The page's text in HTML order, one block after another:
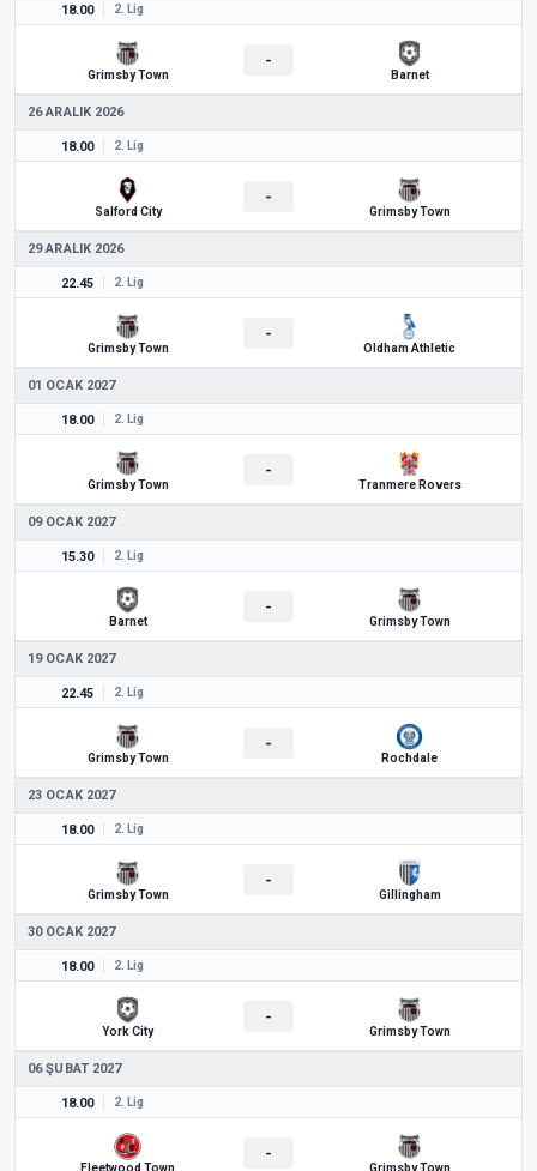
18.00 2. Lig
Grimsby Town
-
Barnet
26 ARALIK 2026
18.00 2. Lig
Salford City
-
Grimsby Town
29 ARALIK 2026
22.45 2. Lig
Grimsby Town
-
Oldham Athletic
01 OCAK 2027
18.00 2. Lig
Grimsby Town
-
Tranmere Rovers
09 OCAK 2027
15.30 2. Lig
Barnet
-
Grimsby Town
19 OCAK 2027
22.45 2. Lig
Grimsby Town
-
Rochdale
23 OCAK 2027
18.00 2. Lig
Grimsby Town
-
Gillingham
30 OCAK 2027
18.00 2. Lig
York City
-
Grimsby Town
06 ŞUBAT 2027
18.00 2. Lig
Fleetwood Town
-
Grimsby Town